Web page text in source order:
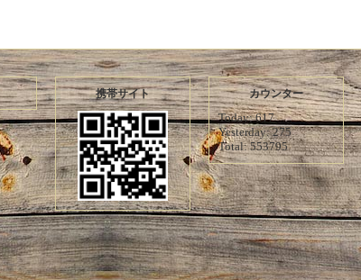
携帯サイト カウンター
Today:617
Yesterday:275
Total:553795